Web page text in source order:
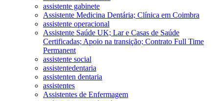
assistente gabinete
Assistente Medicina Dentária; Clínica em Coimbra
assistente operacional
Assistente Saúde UK; Lar e Casas de Saúde
Certificadas; Apoio na transição; Contrato Full Time
Permanent
assistente social
assistentedentaria
assistenten dentaria
assistentes
Assistentes de Enfermagem